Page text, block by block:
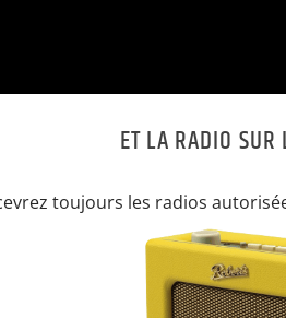
ET LA RADIO
toujours les radios